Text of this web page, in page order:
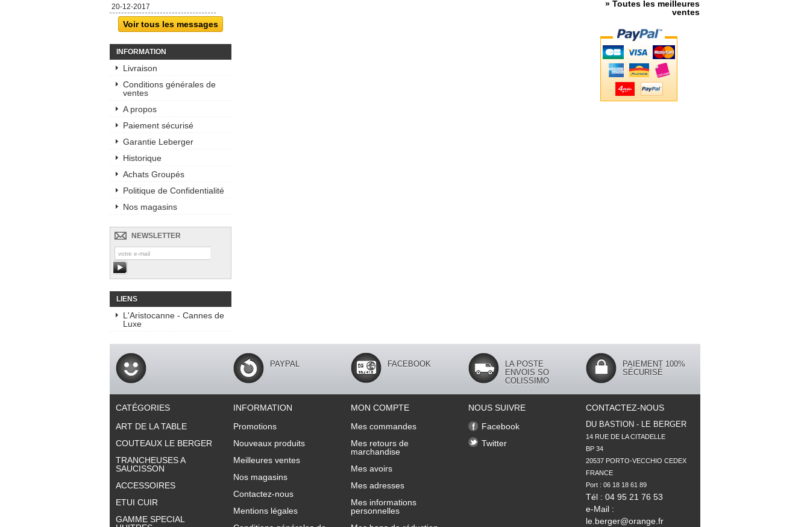
20-12-2017
Voir tous les messages
INFORMATION
Livraison
Conditions générales de
ventes
A propos
Paiement sécurisé
Garantie Leberger
Historique
Achats Groupés
Politique de Confidentialité
Nos magasins
NEWSLETTER
LIENS
L'Aristocanne - Cannes de
Luxe
» Toutes les meilleures
ventes
PAYPAL FACEBOOK
LA POSTE
ENVOIS SO
COLISSIMO
PAIEMENT 100%
SÉCURISÉ
CATÉGORIES
ART DE LA TABLE
COUTEAUX LE BERGER
TRANCHEUSES A
SAUCISSON
ACCESSOIRES
ETUI CUIR
GAMME SPECIAL
INFORMATION
Promotions
Nouveaux produits
Meilleures ventes
Nos magasins
Contactez-nous
Mentions légales
MON COMPTE
Mes commandes
Mes retours de
marchandise
Mes avoirs
Mes adresses
Mes informations
personnelles
NOUS SUIVRE
Facebook
Twitter
CONTACTEZ-NOUS
DU BASTION - LE BERGER
14 RUE DE LA CITADELLE
BP 34
20537 PORTO-VECCHIO CEDEX
FRANCE
Tél : 04 95 21 76 53
e-Mail :
le.berger@orange.fr